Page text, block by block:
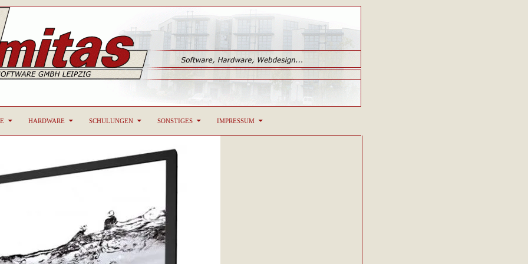
CAD-Systeme, Hardware, Software, Schulungen
HARDWARE SCHULUNGEN SONSTIGES IMPRESSUM